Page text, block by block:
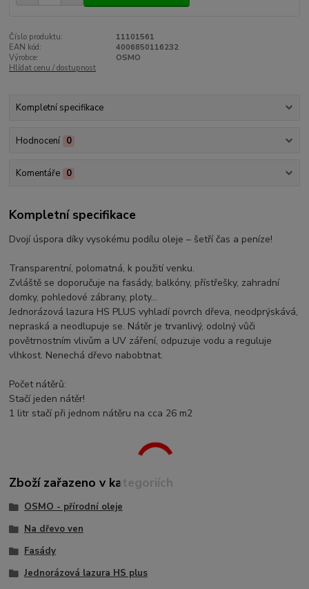
Číslo produktu:
11101561
EAN kód:
4006850116232
Výrobce:
OSMO
Hlídat cenu / dostupnost
Kompletní specifikace
Hodnocení 0
Komentáře 0
Kompletní specifikace
Dvojí úspora díky vysokému podílu oleje – šetří čas a peníze!
Transparentní, polomatná, k použití venku.
Zvláště se doporučuje na fasády, balkóny, přístřešky, zahradní
domky, pohledové zábrany, ploty…
Jednorázová lazura HS PLUS vyhladí povrch dřeva, neodprýskává,
nepraská a neodlupuje se. Nátěr je trvanlivý, odolný vůči
povětrnostním vlivům a UV záření, odpuzuje vodu a reguluje
vlhkost. Nenechá dřevo nabobtnat.
Počet nátěrů:
Stačí jeden nátěr!
1 litr stačí při jednom nátěru na cca 26 m2
Zboží zařazeno v kategoriích
OSMO - přírodní oleje
Na dřevo ven
Fasády
Jednorázová lazura HS plus